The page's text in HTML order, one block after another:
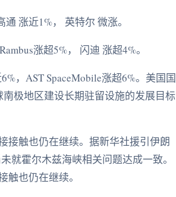
涨近1%， 英特尔 微涨。
涨超5%， 闪迪 涨超4%。
，AST SpaceMobile涨超6%。美国国
极地区建设长期驻留设施的发展目标
接触也仍在继续。据新华社援引伊朗
就霍尔木兹海峡相关问题达成一致。
也仍在继续。